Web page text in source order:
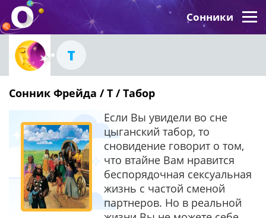
Сонники
Т
Сонник Фрейда / Т / Табор
Если Вы увидели во сне
цыганский табор, то
сновидение говорит о том,
что втайне Вам нравится
беспорядочная сексуальная
жизнь с частой сменой
партнеров. Но в реальной